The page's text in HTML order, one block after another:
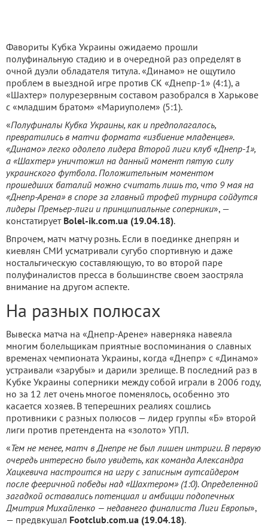
Фавориты Кубка Украины ожидаемо прошли
полуфинальную стадию и в очередной раз определят в
очной дуэли обладателя титула. «Динамо» не ощутило
проблем в выездной игре против СК «Днепр-1» (4:1), а
«Шахтер» полурезервным составом разобрался в Харькове
с «младшим братом» «Мариуполем» (5:1).
«Полуфиналы Кубка Украины, как и предполагалось,
превратились в матчи формата «избиение младенцев».
«Динамо» легко одолело лидера Второй лиги клуб «Днепр-1»,
а «Шахтер» уничтожил на данный момент пятую силу
украинского футбола. Положительным моментом
прошедших баталий можно считать лишь то, что 9 мая на
«Днепр-Арена» в споре за главный трофей турнира сойдутся
лидеры Премьер-лиги и принципиальные соперники», —
констатирует Bolel-ik.com.ua (19.04.18).
Впрочем, матч матчу рознь. Если в поединке днепрян и
киевлян СМИ усматривали сугубо спортивную и даже
ностальгическую составляющую, то во второй паре
полуфиналистов пресса в большинстве своем заостряла
внимание на другом аспекте.
На разных полюсах
Вывеска матча на «Днепр-Арене» наверняка навеяла
многим болельщикам приятные воспоминания о славных
временах чемпионата Украины, когда «Днепр» с «Динамо»
устраивали «зарубы» и дарили зрелище. В последний раз в
Кубке Украины соперники между собой играли в 2006 году,
но за 12 лет очень многое поменялось, особенно это
касается хозяев. В теперешних реалиях сошлись
противники с разных полюсов — лидер группы «Б» второй
лиги против претендента на «золото» УПЛ.
«Тем не менее, матч в Днепре не был лишен интриги. В первую
очередь интересно было увидеть, как команда Александра
Хацкевича настроится на игру с записным аутсайдером
после фееричной победы над «Шахтером» (1:0). Определенной
загадкой оставались потенциал и амбиции подопечных
Дмитрия Михайленко — недавнего финалиста Лиги Европы»,
— предвкушал Footclub.com.ua (19.04.18).